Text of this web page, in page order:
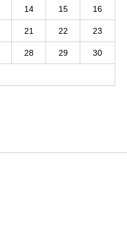
14 15 16
21 22 23
28 29 30